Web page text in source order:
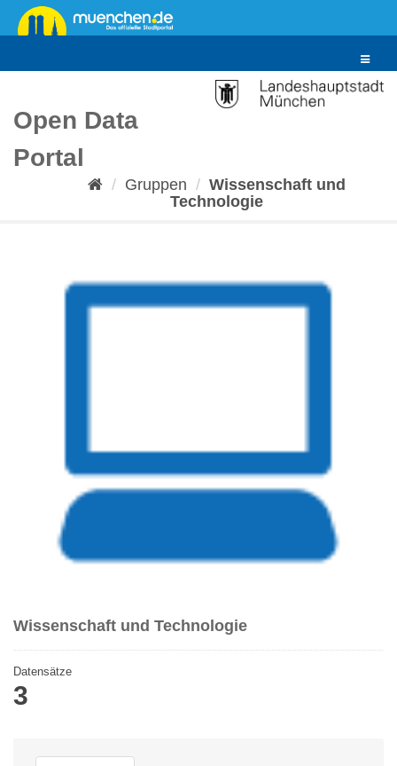
Überspringen
zum
Toggle
Open Data
Portal
Gruppen
Wissenschaft und
Technologie
Wissenschaft und Technologie
Datensätze
3